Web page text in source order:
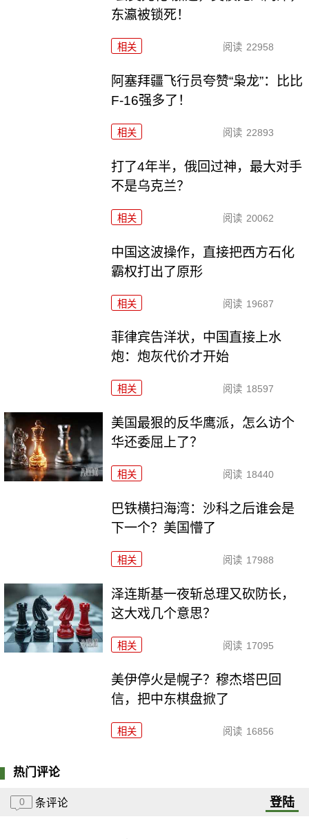
东瀛被锁死！
相关 阅读 22958
阿塞拜疆飞行员夸赞“枭龙”：比比
F-16强多了！
相关 阅读 22893
打了4年半，俄回过神，最大对手
不是乌克兰？
相关 阅读 20062
中国这波操作，直接把西方石化
霸权打出了原形
相关 阅读 19687
菲律宾告洋状，中国直接上水
炮：炮灰代价才开始
相关 阅读 18597
美国最狠的反华鹰派，怎么访个
华还委屈上了？
相关 阅读 18440
巴铁横扫海湾：沙科之后谁会是
下一个？美国懵了
相关 阅读 17988
泽连斯基一夜斩总理又砍防长，
这大戏几个意思？
相关 阅读 17095
美伊停火是幌子？穆杰塔巴回
信，把中东棋盘掀了
相关 阅读 16856
热门评论
0 条评论 登陆